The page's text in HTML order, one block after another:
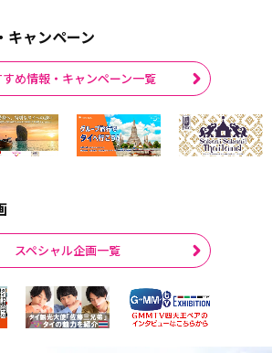
キャンペーン
すめ情報・キャンペーン一覧
スペシャル企画一覧